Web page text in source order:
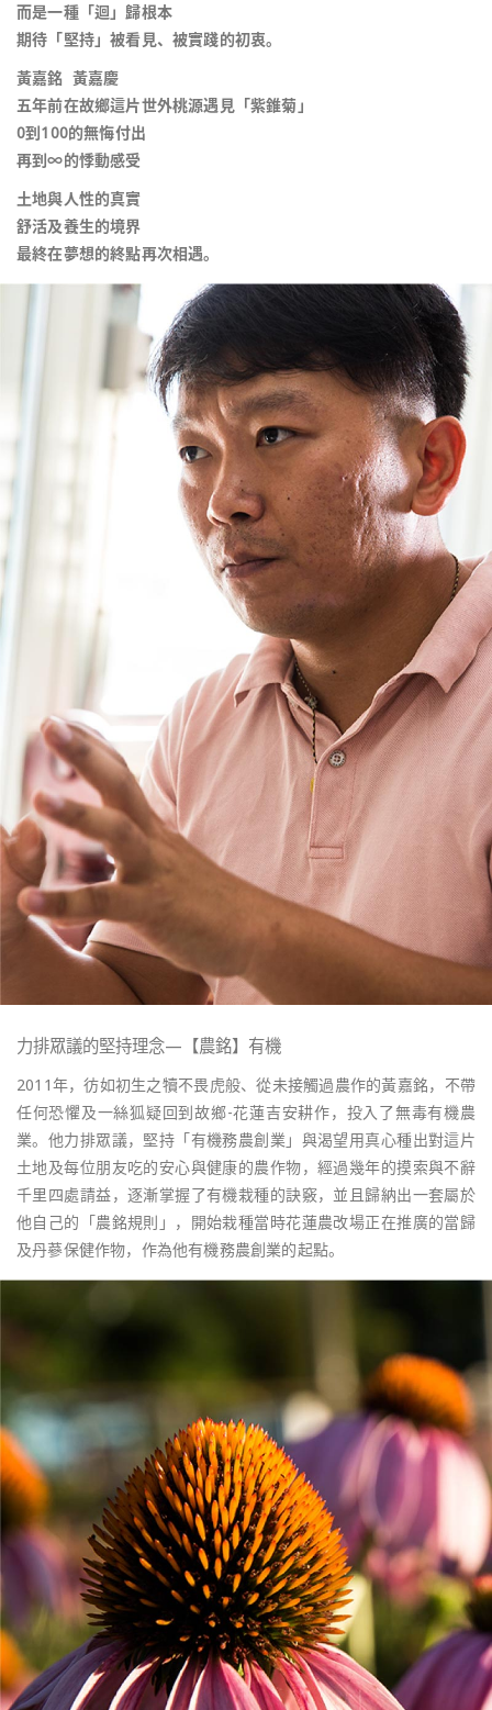
而是一種「迴」歸根本
期待「堅持」被看見、被實踐的初衷。
黃嘉銘 黃嘉慶
五年前在故鄉這片世外桃源遇見「紫錐菊」
0到100的無悔付出
再到∞的悸動感受
土地與人性的真實
舒活及養生的境界
最終在夢想的終點再次相遇。
力排眾議的堅持理念—【農銘】有機
2011年，彷如初生之犢不畏虎般、從未接觸過農作的黃嘉銘，不帶
任何恐懼及一絲狐疑回到故鄉-花蓮吉安耕作，投入了無毒有機農
業。他力排眾議，堅持「有機務農創業」與渴望用真心種出對這片
土地及每位朋友吃的安心與健康的農作物，經過幾年的摸索與不辭
千里四處請益，逐漸掌握了有機栽種的訣竅，並且歸納出一套屬於
他自己的「農銘規則」，開始栽種當時花蓮農改場正在推廣的當歸
及丹蔘保健作物，作為他有機務農創業的起點。